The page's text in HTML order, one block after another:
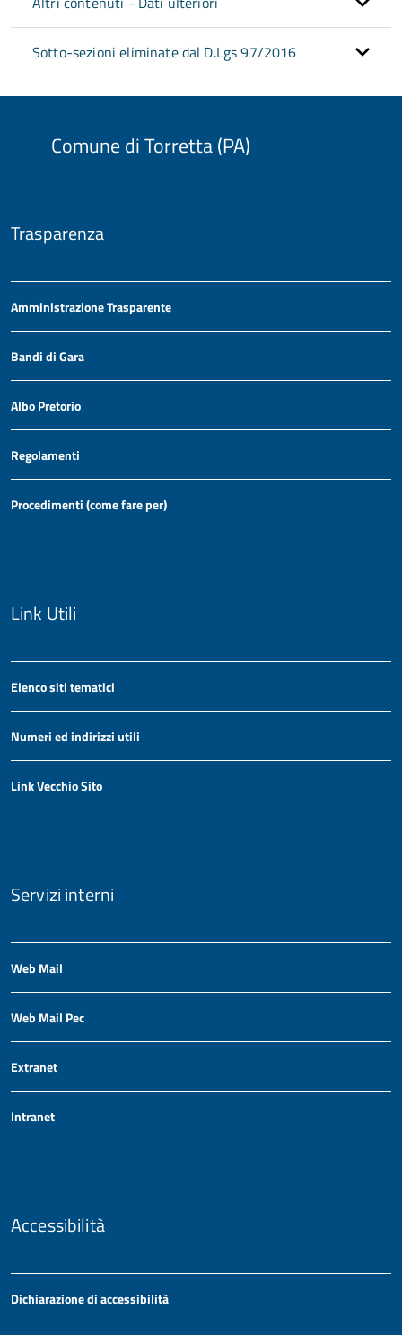
Sotto-sezioni eliminate dal D.Lgs 97/2016
Comune di Torretta (PA)
Trasparenza
Amministrazione Trasparente
Bandi di Gara
Albo Pretorio
Regolamenti
Procedimenti (come fare per)
Link Utili
Elenco siti tematici
Numeri ed indirizzi utili
Link Vecchio Sito
Servizi interni
Web Mail
Web Mail Pec
Extranet
Intranet
Accessibilità
Dichiarazione di accessibilità